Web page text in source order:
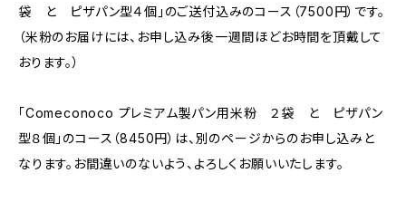
袋 と ピザパン型４個」のご送付込みのコース（7500円）です。
（米粉のお届けには、お申し込み後一週間ほどお時間を頂戴して
おります。）
「Comeconoco プレミアム製パン用米粉 ２袋 と ピザパン
型８個」のコース（8450円）は、別のページからのお申し込みと
なります。お間違いのないよう、よろしくお願いいたします。